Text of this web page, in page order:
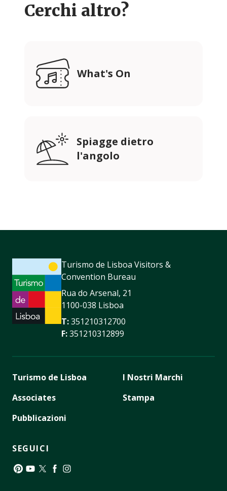
Cerchi altro?
What's On
Spiagge dietro
l'angolo
Turismo de Lisboa Visitors &
Convention Bureau
Rua do Arsenal, 21
1100-038 Lisboa
T:351210312700
F:351210312899
Turismo de Lisboa
Associates
Pubblicazioni
I Nostri Marchi
Stampa
SEGUICI